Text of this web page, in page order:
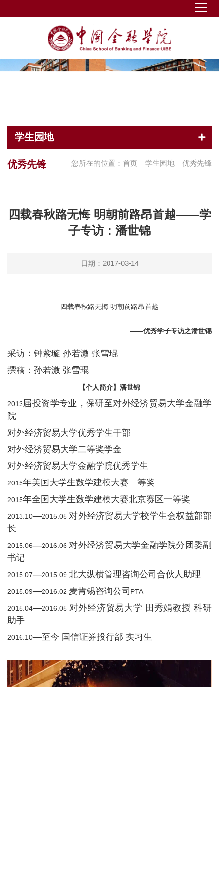
学生园地
您所在的位置： 首页 - 学生园地 - 优秀先锋
优秀先锋
四载春秋路无悔 明朝前路昂首越——学
子专访：潘世锦
日期：2017-03-14
四载春秋路无悔 明朝前路昂首越
——优秀学子专访之潘世锦
采访：钟紫璇 孙若溦 张雪琨
撰稿：孙若溦 张雪琨
【个人简介】潘世锦
2013届投资学专业，保研至对外经济贸易大学金融学
院
对外经济贸易大学优秀学生干部
对外经济贸易大学二等奖学金
对外经济贸易大学金融学院优秀学生
2015年美国大学生数学建模大赛一等奖
2015年全国大学生数学建模大赛北京赛区一等奖
2013.10—2015.05 对外经济贸易大学校学生会权益部部
长
2015.06—2016.06 对外经济贸易大学金融学院分团委副
书记
2015.07—2015.09 北大纵横管理咨询公司合伙人助理
2015.09—2016.02 麦肯锡咨询公司 PTA
2015.04—2016.05 对外经济贸易大学 田秀娟教授 科研
助手
2016.10—至今 国信证券投行部 实习生